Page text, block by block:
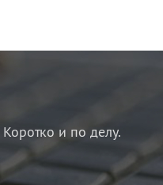
Коротко и по делу.